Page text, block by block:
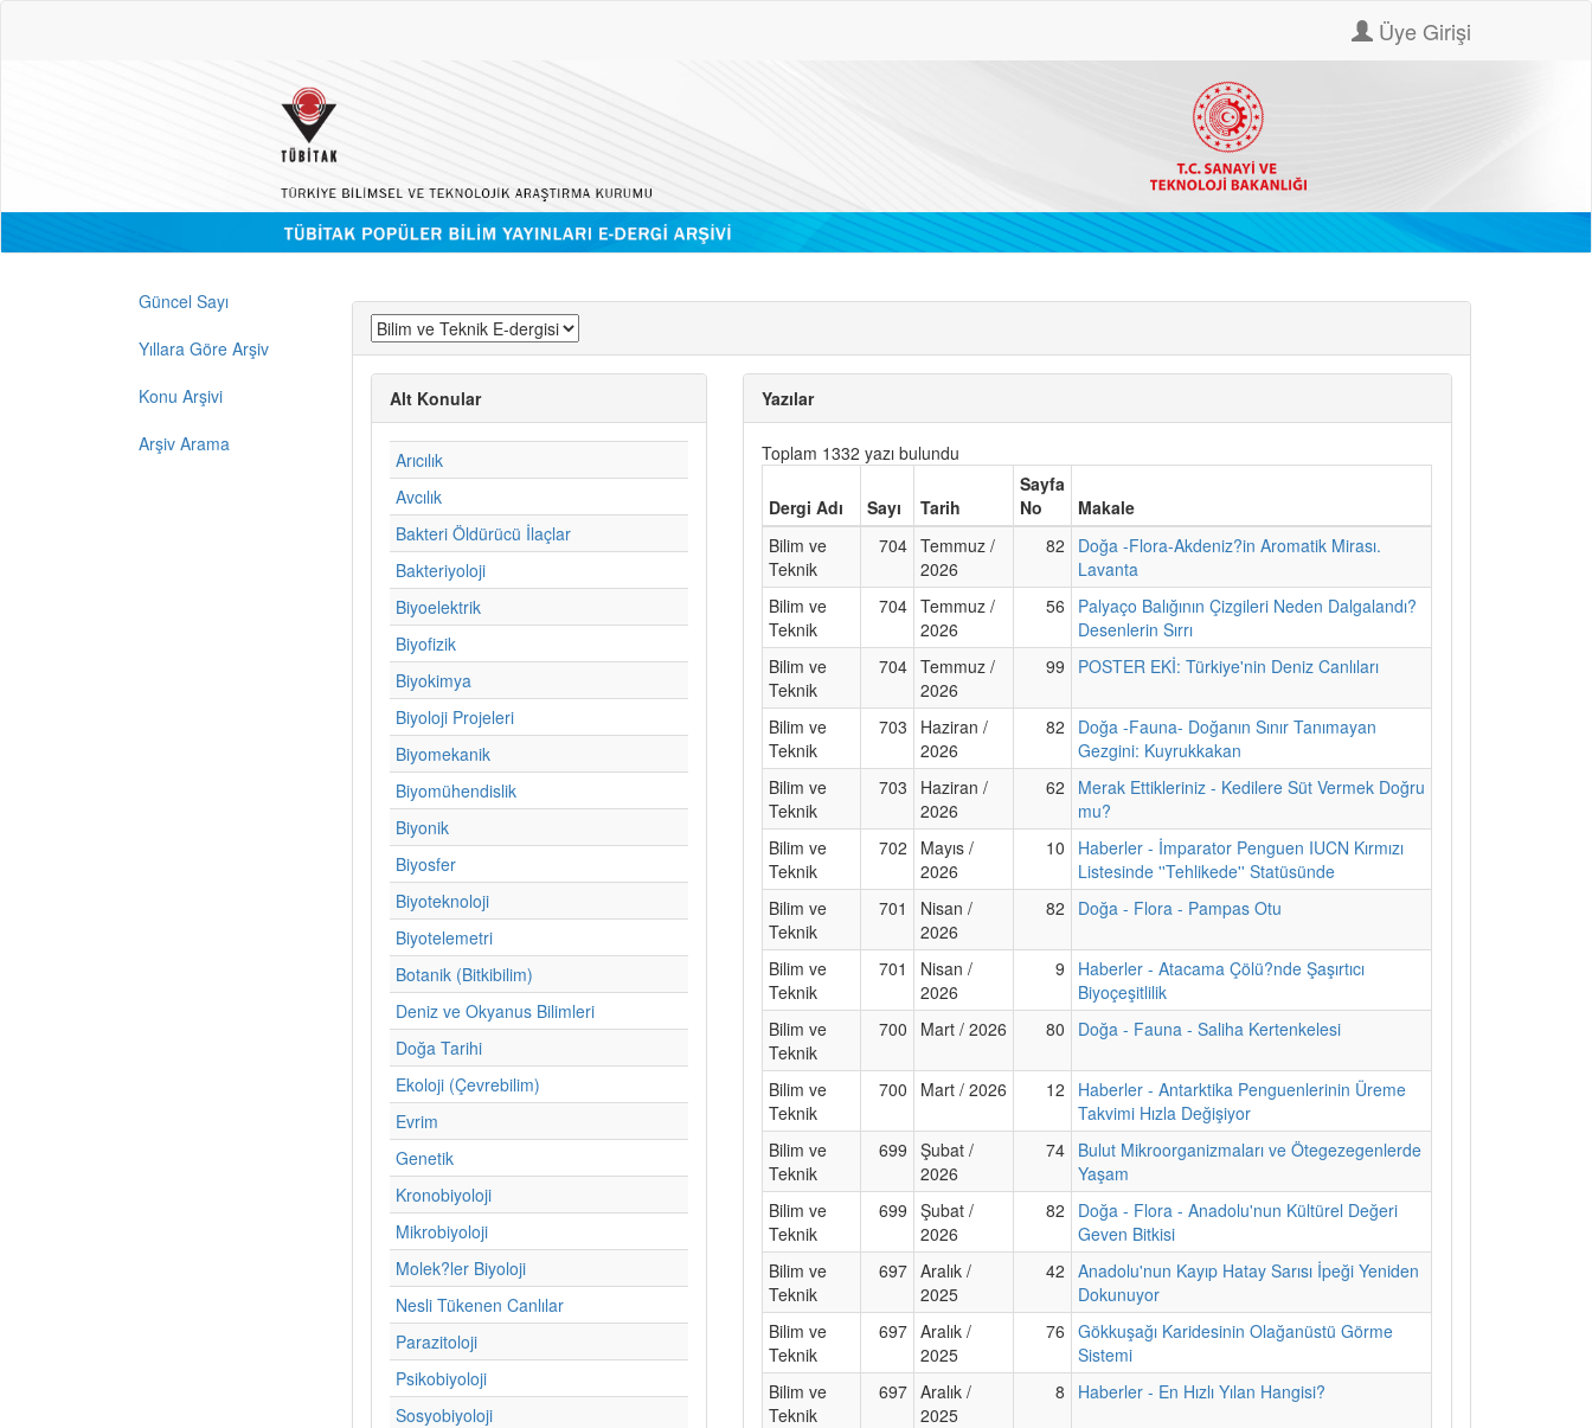
Üye Girişi
Güncel Sayı
Yıllara Göre Arşiv
Konu Arşivi
Arşiv Arama
Alt Konular
Arıcılık
Avcılık
Bakteri Öldürücü İlaçlar
Bakteriyoloji
Biyoelektrik
Biyofizik
Biyokimya
Biyoloji Projeleri
Biyomekanik
Biyomühendislik
Biyonik
Biyosfer
Biyoteknoloji
Biyotelemetri
Botanik (Bitkibilim)
Deniz ve Okyanus Bilimleri
Doğa Tarihi
Ekoloji (Çevrebilim)
Evrim
Genetik
Kronobiyoloji
Mikrobiyoloji
Molek?ler Biyoloji
Nesli Tükenen Canlılar
Parazitoloji
Psikobiyoloji
Sosyobiyoloji
Yazılar
Toplam 1332 yazı bulundu
Dergi Adı Sayı Tarih
Sayfa
No
Makale
Bilim ve
Teknik
704 Temmuz /
2026
82
Doğa -Flora-Akdeniz?in Aromatik Mirası.
Lavanta
Bilim ve
Teknik
704 Temmuz /
2026
56
Palyaço Balığının Çizgileri Neden Dalgalandı?
Desenlerin Sırrı
Bilim ve
Teknik
704 Temmuz /
2026
99 POSTER EKİ: Türkiye'nin Deniz Canlıları
Bilim ve
Teknik
703
Haziran /
2026
82
Doğa -Fauna- Doğanın Sınır Tanımayan
Gezgini: Kuyrukkakan
Bilim ve
Teknik
703
Haziran /
2026
62
Merak Ettikleriniz - Kedilere Süt Vermek Doğru
mu?
Bilim ve
Teknik
702
Mayıs /
2026
10
Haberler - İmparator Penguen IUCN Kırmızı
Listesinde ''Tehlikede'' Statüsünde
Bilim ve
Teknik
701
Nisan /
2026
82 Doğa - Flora - Pampas Otu
Bilim ve
Teknik
701
Nisan /
2026
9
Haberler - Atacama Çölü?nde Şaşırtıcı
Biyoçeşitlilik
Bilim ve
Teknik
700 Mart / 2026 80 Doğa - Fauna - Saliha Kertenkelesi
Bilim ve
Teknik
700 Mart / 2026 12
Haberler - Antarktika Penguenlerinin Üreme
Takvimi Hızla Değişiyor
Bilim ve
Teknik
699
Şubat /
2026
74 Bulut Mikroorganizmaları ve Ötegezegenlerde
Yaşam
Bilim ve
Teknik
699
Şubat /
2026
82
Doğa - Flora - Anadolu'nun Kültürel Değeri
Geven Bitkisi
Bilim ve
Teknik
697 Aralık /
2025
42
Anadolu'nun Kayıp Hatay Sarısı İpeği Yeniden
Dokunuyor
Bilim ve
Teknik
697 Aralık /
2025
76
Gökkuşağı Karidesinin Olağanüstü Görme
Sistemi
Bilim ve
Teknik
697 Aralık /
2025
8 Haberler - En Hızlı Yılan Hangisi?